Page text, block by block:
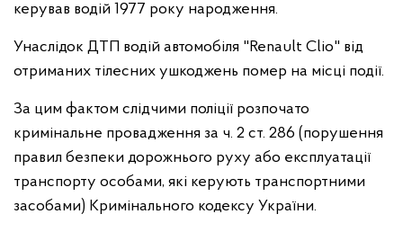
керував водій 1977 року народження.
Унаслідок ДТП водій автомобіля "Renault Clio" від
отриманих тілесних ушкоджень помер на місці події.
За цим фактом слідчими поліції розпочато
кримінальне провадження за ч. 2 ст. 286 (порушення
правил безпеки дорожнього руху або експлуатації
транспорту особами, які керують транспортними
засобами) Кримінального кодексу України.